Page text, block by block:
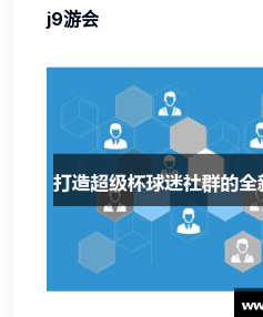
j9游会